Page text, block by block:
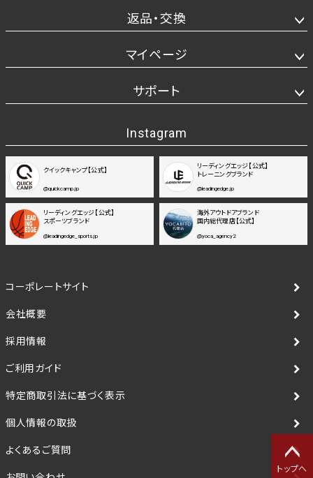
トップへ
返品・交換
マイページ
サポート
Instagram
クイックキャンプ【公式】
@quickcamp.jp
リーディングエッジ【公式】
トレーニングブランド
@leadingedge.jp
リーディングエッジ【公式】
スポーツブランド
@leadingedge_sports.jp
海外アウトドアブランド
国内総代理店【公式】
@yoca_agency2
コーポレートサイト
会社概要
採用情報
ご利用ガイド
特定商取引法に基づく表示
個人情報の取扱
よくあるご質問